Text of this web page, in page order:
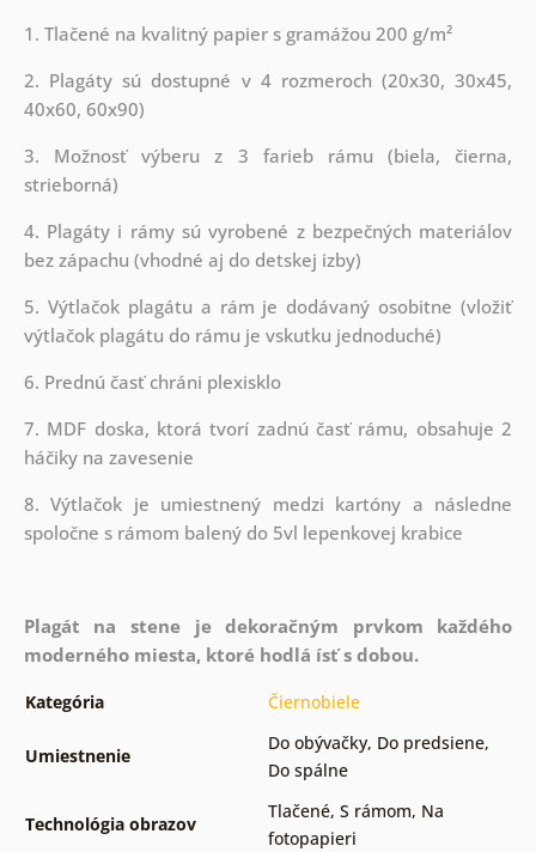
1. Tlačené na kvalitný papier s gramážou 200 g/m²
2. Plagáty sú dostupné v 4 rozmeroch (20x30, 30x45,
40x60, 60x90)
3. Možnosť výberu z 3 farieb rámu (biela, čierna,
strieborná)
4. Plagáty i rámy sú vyrobené z bezpečných materiálov
bez zápachu (vhodné aj do detskej izby)
5. Výtlačok plagátu a rám je dodávaný osobitne (vložiť
výtlačok plagátu do rámu je vskutku jednoduché)
6. Prednú časť chráni plexisklo
7. MDF doska, ktorá tvorí zadnú časť rámu, obsahuje 2
háčiky na zavesenie
8. Výtlačok je umiestnený medzi kartóny a následne
spoločne s rámom balený do 5vl lepenkovej krabice
Plagát na stene je dekoračným prvkom každého
moderného miesta, ktoré hodlá ísť s dobou.
Kategória Čiernobiele
Umiestnenie
Do obývačky, Do predsiene,
Do spálne
Technológia obrazov
Tlačené, S rámom, Na
fotopapieri